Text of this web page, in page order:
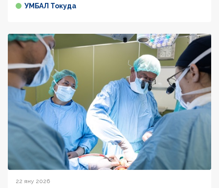
УМБАЛ Токуда
22 яну 2026